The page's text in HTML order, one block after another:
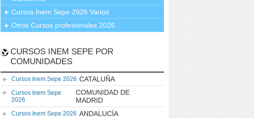
Cursos Inem Sepe 2026 Varios
Otros Cursos profesionales 2026
CURSOS INEM SEPE POR
COMUNIDADES
Cursos Inem Sepe 2026 CATALUÑA
Cursos Inem Sepe
2026
COMUNIDAD DE
MADRID
Cursos Inem Sepe 2026 ANDALUCÍA